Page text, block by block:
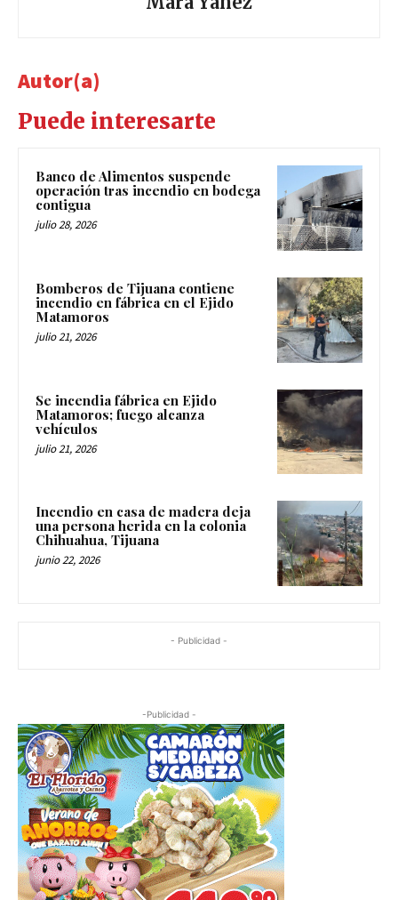
Autor(a)
Puede interesarte
Banco de Alimentos suspende
operación tras incendio en bodega
contigua
julio 28, 2026
Bomberos de Tijuana contiene
incendio en fábrica en el Ejido
Matamoros
julio 21, 2026
Se incendia fábrica en Ejido
Matamoros; fuego alcanza
vehículos
julio 21, 2026
Incendio en casa de madera deja
una persona herida en la colonia
Chihuahua, Tijuana
junio 22, 2026
- Publicidad -
-Publicidad -